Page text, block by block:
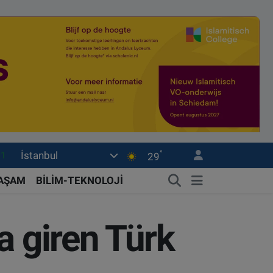
İstanbul 29°
BİLİM-TEKNOLOJİ
giren Türk